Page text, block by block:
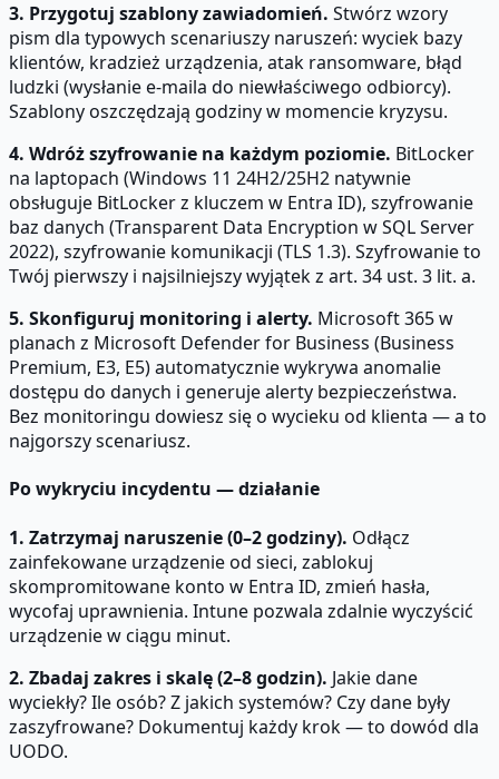
3. Przygotuj szablony zawiadomień. Stwórz wzory
pism dla typowych scenariuszy naruszeń: wyciek bazy
klientów, kradzież urządzenia, atak ransomware, błąd
ludzki (wysłanie e-maila do niewłaściwego odbiorcy).
Szablony oszczędzają godziny w momencie kryzysu.
4. Wdróż szyfrowanie na każdym poziomie. BitLocker
na laptopach (Windows 11 24H2/25H2 natywnie
obsługuje BitLocker z kluczem w Entra ID), szyfrowanie
baz danych (Transparent Data Encryption w SQL Server
2022), szyfrowanie komunikacji (TLS 1.3). Szyfrowanie to
Twój pierwszy i najsilniejszy wyjątek z art. 34 ust. 3 lit. a.
5. Skonfiguruj monitoring i alerty. Microsoft 365 w
planach z Microsoft Defender for Business (Business
Premium, E3, E5) automatycznie wykrywa anomalie
dostępu do danych i generuje alerty bezpieczeństwa.
Bez monitoringu dowiesz się o wycieku od klienta — a to
najgorszy scenariusz.
Po wykryciu incydentu — działanie
1. Zatrzymaj naruszenie (0–2 godziny). Odłącz
zainfekowane urządzenie od sieci, zablokuj
skompromitowane konto w Entra ID, zmień hasła,
wycofaj uprawnienia. Intune pozwala zdalnie wyczyścić
urządzenie w ciągu minut.
2. Zbadaj zakres i skalę (2–8 godzin). Jakie dane
wyciekły? Ile osób? Z jakich systemów? Czy dane były
zaszyfrowane? Dokumentuj każdy krok — to dowód dla
UODO.